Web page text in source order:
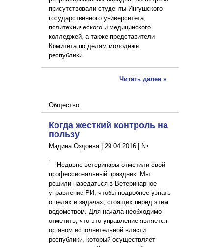
присутствовали студенты Ингушского
государственного университета,
политехнического и медицинского
колледжей, а также представители
Комитета по делам молодежи
республики.
Читать далее »
Общество
Когда жесткий контроль на
пользу
Мадина Оздоева | 29.04.2016 №
Недавно ветеринары отметили свой
профессиональный праздник. Мы
решили наведаться в Ветеринарное
управление РИ, чтобы подробнее узнать
о целях и задачах, стоящих перед этим
ведомством. Для начала необходимо
отметить, что это управление является
органом исполнительной власти
республики, который осуществляет